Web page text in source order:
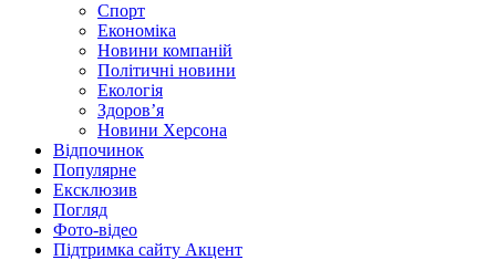
Спорт
Економіка
Новини компаній
Політичні новини
Екологія
Здоров’я
Новини Херсона
Відпочинок
Популярне
Ексклюзив
Погляд
Фото-відео
Підтримка сайту Акцент